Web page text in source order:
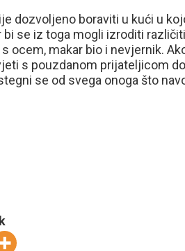
dozvoljeno boraviti u kući u
bi se iz toga mogli izroditi
ocem, makar bio i nevjernik.
s pouzdanom prijateljicom
se od svega onoga što